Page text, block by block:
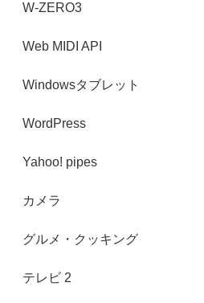
W-ZERO3
Web MIDI API
Windowsタブレット
WordPress
Yahoo! pipes
カメラ
グルメ・クッキング
テレビ 2